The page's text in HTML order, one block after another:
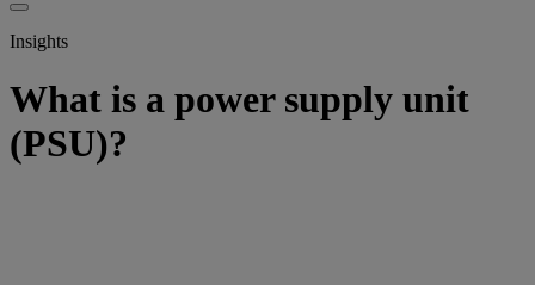
Insights
What is a power supply unit
(PSU)?